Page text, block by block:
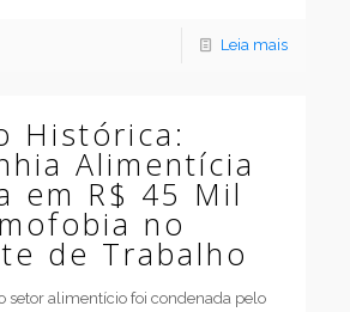
Leia mais
Histórica:
Alimentícia
em R$ 45 Mil
no
de Trabalho
setor alimentício foi condenada pelo